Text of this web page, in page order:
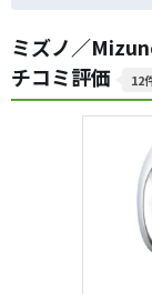
ミズノ／
チコミ評価
12